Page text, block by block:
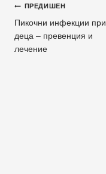
Навигация
ПРЕДИШЕН
Пикочни инфекции при
деца – превенция и
лечение